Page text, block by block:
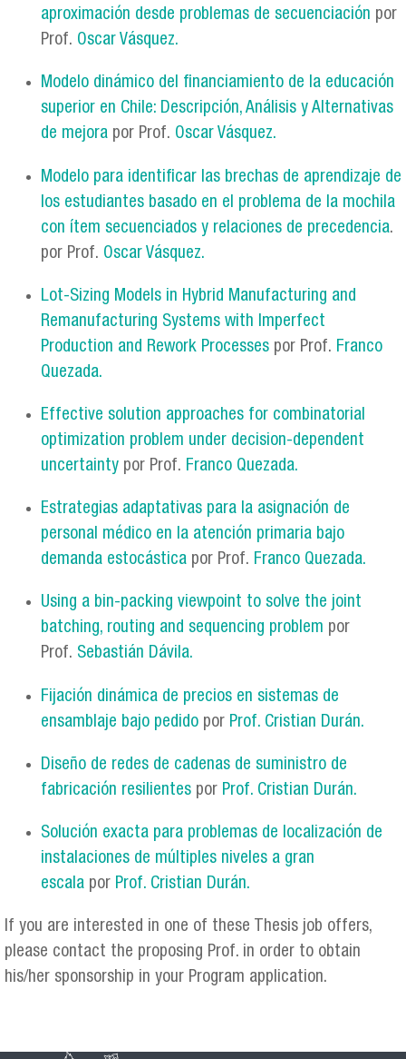
aproximación desde problemas de secuenciación por
Prof. Oscar Vásquez.
Modelo dinámico del financiamiento de la educación
superior en Chile: Descripción, Análisis y Alternativas
de mejora por Prof. Oscar Vásquez.
Modelo para identificar las brechas de aprendizaje de
los estudiantes basado en el problema de la mochila
con ítem secuenciados y relaciones de precedencia.
por Prof. Oscar Vásquez.
Lot-Sizing Models in Hybrid Manufacturing and
Remanufacturing Systems with Imperfect
Production and Rework Processes por Prof. Franco
Quezada.
Effective solution approaches for combinatorial
optimization problem under decision-dependent
uncertainty por Prof. Franco Quezada.
Estrategias adaptativas para la asignación de
personal médico en la atención primaria bajo
demanda estocástica por Prof. Franco Quezada.
Using a bin-packing viewpoint to solve the joint
batching, routing and sequencing problem por
Prof. Sebastián Dávila.
Fijación dinámica de precios en sistemas de
ensamblaje bajo pedido por Prof. Cristian Durán.
Diseño de redes de cadenas de suministro de
fabricación resilientes por Prof. Cristian Durán.
Solución exacta para problemas de localización de
instalaciones de múltiples niveles a gran
escala por Prof. Cristian Durán.
If you are interested in one of these Thesis job offers,
please contact the proposing Prof. in order to obtain
his/her sponsorship in your Program application.